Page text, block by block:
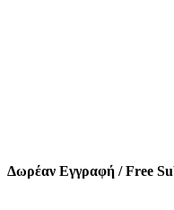
Δωρέαν Εγγραφή / Free